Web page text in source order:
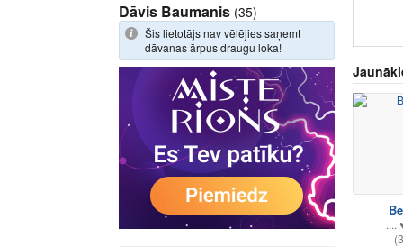
Dāvis Baumanis (35)
Šis lietotājs nav vēlējies saņemt
dāvanas ārpus draugu loka!
....